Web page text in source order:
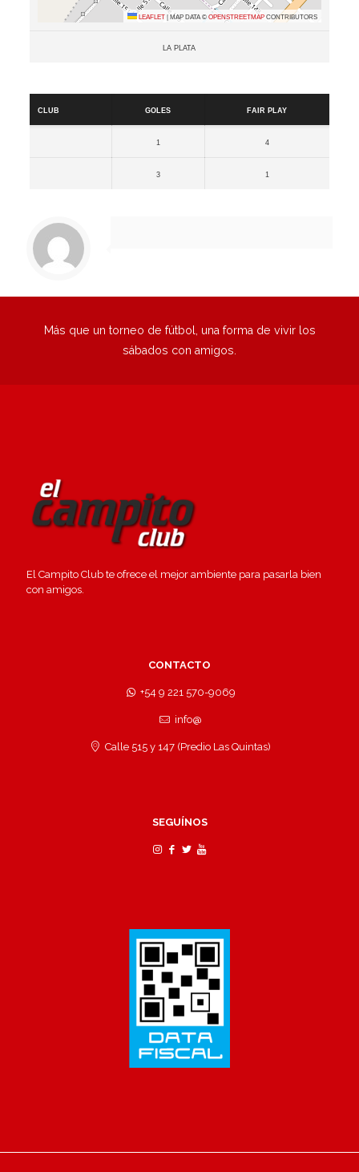
Leaflet|Map data ©OpenStreetMapcontributors
La Plata
Club
Goles Fair Play
1 4
3 1
Más que un torneo de fútbol, una forma de vivir los
sábados con amigos.
El Campito Club te ofrece el mejor ambiente para pasarla bien
con amigos.
CONTACTO
+54 9 221 570-9069
info@
Calle 515 y 147 (Predio Las Quintas)
SEGUÍNOS